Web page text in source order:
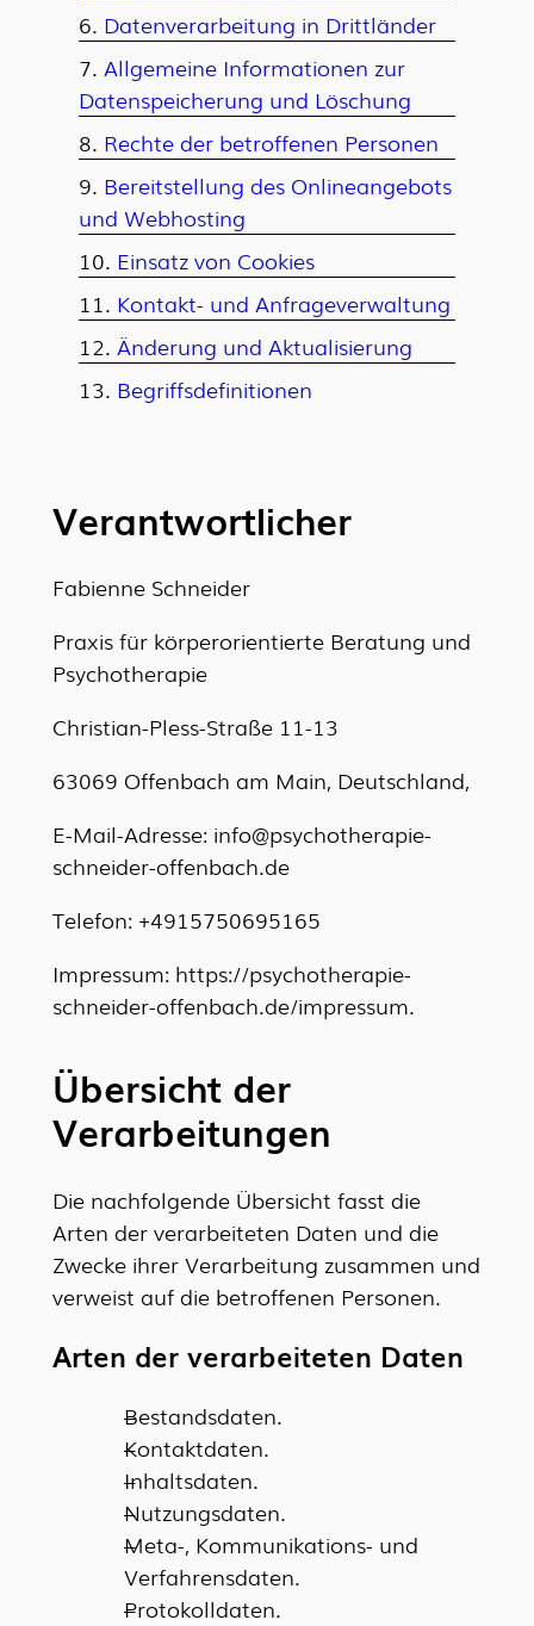
Datenverarbeitung in Drittländer
Allgemeine Informationen zur
Datenspeicherung und Löschung
Rechte der betroffenen Personen
Bereitstellung des Onlineangebots
und Webhosting
Einsatz von Cookies
Kontakt- und Anfrageverwaltung
Änderung und Aktualisierung
Begriffsdefinitionen
Verantwortlicher
Fabienne Schneider
Praxis für körperorientierte Beratung und
Psychotherapie
Christian-Pless-Straße 11-13
63069 Offenbach am Main, Deutschland,
E-Mail-Adresse: info@psychotherapie-
schneider-offenbach.de
Telefon: +4915750695165
Impressum: https://psychotherapie-
schneider-offenbach.de/impressum.
Übersicht der
Verarbeitungen
Die nachfolgende Übersicht fasst die
Arten der verarbeiteten Daten und die
Zwecke ihrer Verarbeitung zusammen und
verweist auf die betroffenen Personen.
Arten der verarbeiteten Daten
Bestandsdaten.
Kontaktdaten.
Inhaltsdaten.
Nutzungsdaten.
Meta-, Kommunikations- und
Verfahrensdaten.
Protokolldaten.